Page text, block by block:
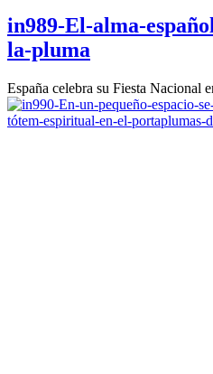
in989-El-alma-
la-pluma
España celebra su Fiesta Nacional